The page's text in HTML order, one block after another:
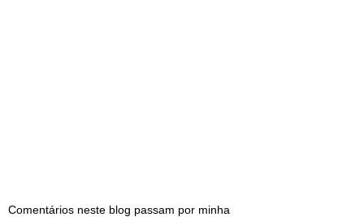
Comentários neste blog passam por minha